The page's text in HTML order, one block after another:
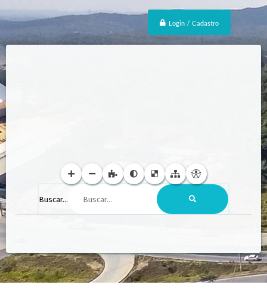
Login / Cadastro
Buscar...